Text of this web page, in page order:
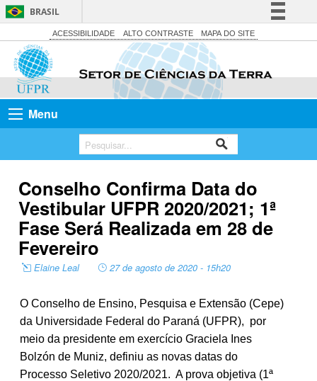
BRASIL
Simplifique!
Comunica BR
Participe
Acesso à informação
Canais
ACESSIBILIDADE ALTO CONTRASTE MAPA DO SITE
Menu
Conselho Confirma Data do
Vestibular UFPR 2020/2021; 1ª
Fase Será Realizada em 28 de
Fevereiro
Elaine Leal 27 de agosto de 2020 - 15h20
O Conselho de Ensino, Pesquisa e Extensão (Cepe)
da Universidade Federal do Paraná (UFPR), por
meio da presidente em exercício Graciela Ines
Bolzón de Muniz, definiu as novas datas do
Processo Seletivo 2020/2021. A prova objetiva (1ª